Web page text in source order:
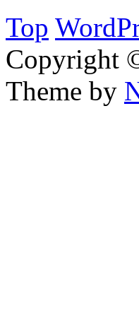
Top
Copyright
Theme by